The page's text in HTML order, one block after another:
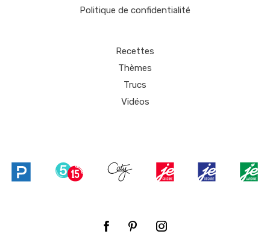
Politique de confidentialité
Recettes
Thèmes
Trucs
Vidéos